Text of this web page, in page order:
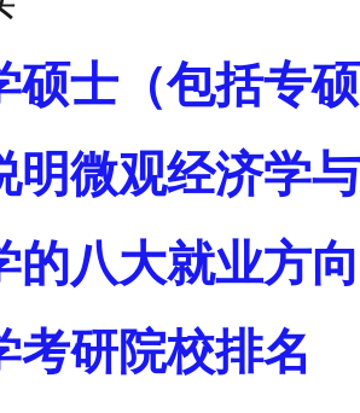
硕士（包括专
明微观经济学
的八大就业方
考研院校排名